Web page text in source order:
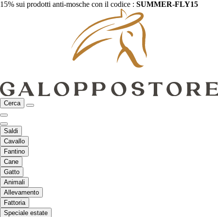
15% sui prodotti anti-mosche con il codice : SUMMER-FLY15
Cerca
Saldi
Cavallo
Fantino
Cane
Gatto
Animali
Allevamento
Fattoria
Speciale estate